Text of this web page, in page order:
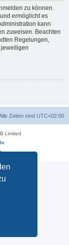
zu können.
ermöglicht es
kann
zuweisen. Beachten
Regelungen,
jeweiligen
Zeiten sind UTC+02:00
Limited